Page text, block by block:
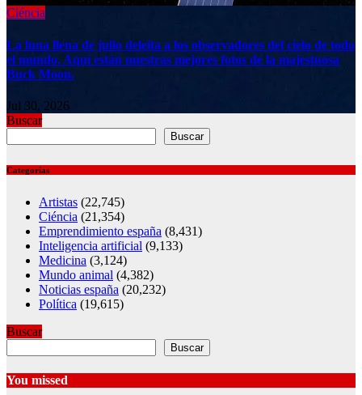
Ciéncia
La luna llena de julio deleita a los observadores del cielo de todo
el mundo. Aquí están nuestras mejores fotos de la majestuosa
Buck Moon.
Jul 30, 2026
Buscar
Buscar
Categorías
Artistas (22,745)
Ciéncia (21,354)
Emprendimiento españa (8,431)
Inteligencia artificial (9,133)
Medicina (3,124)
Mundo animal (4,382)
Noticias españa (20,232)
Política (19,615)
Buscar
Buscar
You missed